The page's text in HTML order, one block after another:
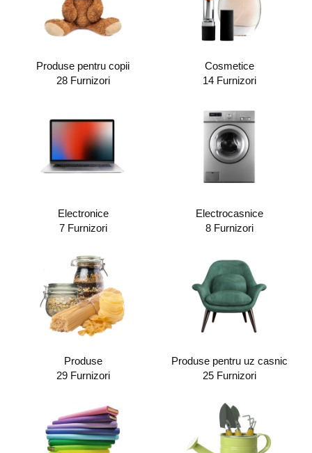
Produse pentru copii
28 Furnizori
Cosmetice
14 Furnizori
Electronice
7 Furnizori
Electrocasnice
8 Furnizori
Produse
29 Furnizori
Produse pentru uz casnic
25 Furnizori